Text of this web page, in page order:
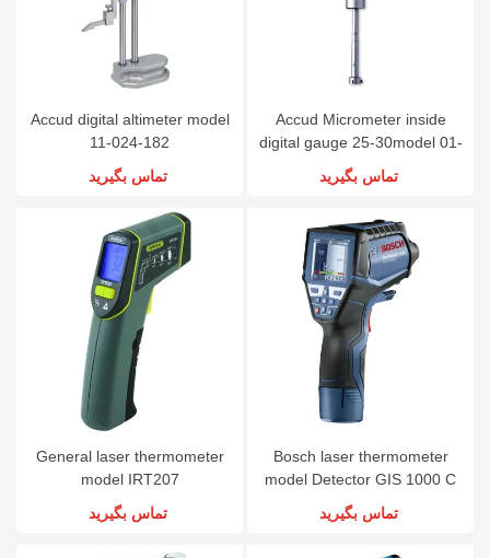
Accud digital altimeter model
11-024-182
تماس بگیرید
Accud Micrometer inside
digital gauge 25-30model 01-
007-361
تماس بگیرید
General laser thermometer
model IRT207
تماس بگیرید
Bosch laser thermometer
model Detector GIS 1000 C
تماس بگیرید